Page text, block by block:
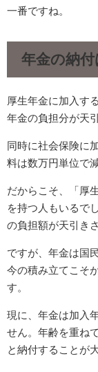
一番ですね。
年金の納
厚生年金に加入す
年金の負担分が天
同時に社会保険に
料は数万円単位で
だからこそ、「厚
を持つ人もいるで
の負担額が天引き
ですが、年金は国
今の積み立てこそ
す。
現に、年金は加入
せん。年齢を重ね
と納付することが